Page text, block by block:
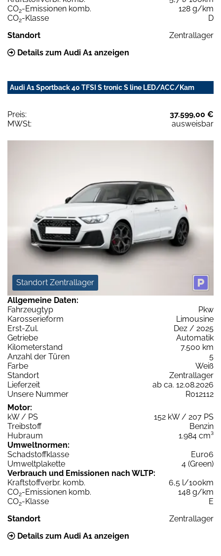
CO2-Emissionen komb.
128 g/km
CO2-Klasse
D
Standort
Zentrallager
Details zum Audi A1 anzeigen
Audi A1 Sportback 40 TFSI S tronic S line LED/ACC/Kam
Preis:
37.599,00 €
MWSt:
ausweisbar
Standort Zentrallager
Allgemeine Daten:
Fahrzeugtyp
Pkw
Karosserieform
Limousine
Erst-Zul.
Dez / 2025
Getriebe
Automatik
Kilometerstand
7.500 km
Anzahl der Türen
5
Farbe
Weiß
Standort
Zentrallager
Lieferzeit
ab ca. 12.08.2026
Unsere Nummer
R012112
Motor:
kW / PS
152 kW / 207 PS
Treibstoff
Benzin
Hubraum
1.984 cm³
Umweltnormen:
Schadstoffklasse
Euro6
Umweltplakette
4 (Green)
Verbrauch und Emissionen nach WLTP:
Kraftstoffverbr. komb.
6,5 l/100km
CO2-Emissionen komb.
148 g/km
CO2-Klasse
E
Standort
Zentrallager
Details zum Audi A1 anzeigen